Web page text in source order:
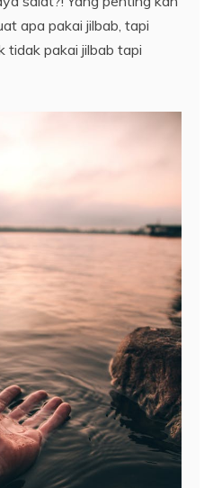
apa pakai jilbab, tapi
tidak pakai jilbab tapi